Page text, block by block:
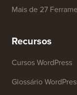
Mais de 27
Recursos
Cursos WordPress
Glossário